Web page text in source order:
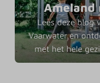
Ameland
Lees deze blog
Vaarwater en
met het hele